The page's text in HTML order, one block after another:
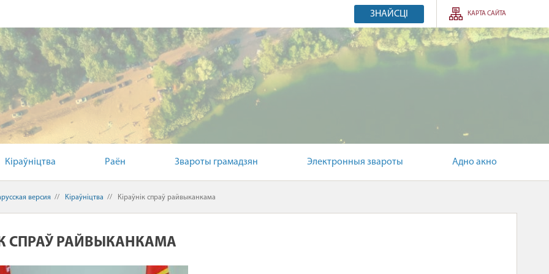
ЗНАЙСЦІ КАРТА САЙТА
Кіраўніцтва Раён Звароты грамадзян Электронныя звароты Адно акно
версия // Кіраўніцтва // Кіраўнік спраў райвыканкама
СПРАЎ РАЙВЫКАНКАМА